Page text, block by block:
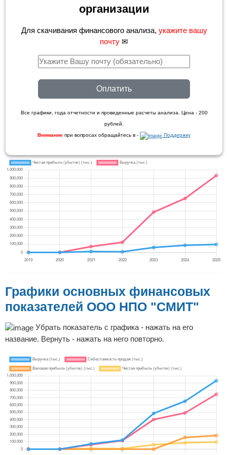
организации
Для скачивания финансового анализа, укажите вашу
почту ✉
Оплатить
Все графики, года отчетности и проведенные расчеты анализа. Цена - 200
рублей.
Внимание при вопросах обращайтесь в - Поддержку
Графики основных финансовых
показателей ООО НПО "СМИТ"
Убрать показатель с графика - нажать на его
название. Вернуть - нажать на него повторно.